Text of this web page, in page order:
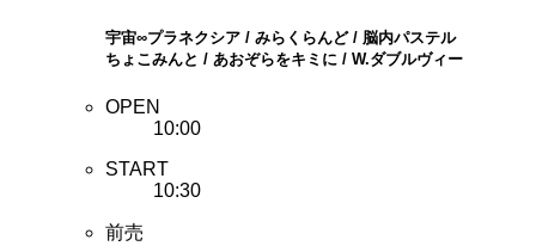
宇宙∞プラネクシア / みらくらんど / 脳内パステル
ちょこみんと / あおぞらをキミに / W.ダブルヴィー
OPEN
10:00
START
10:30
前売